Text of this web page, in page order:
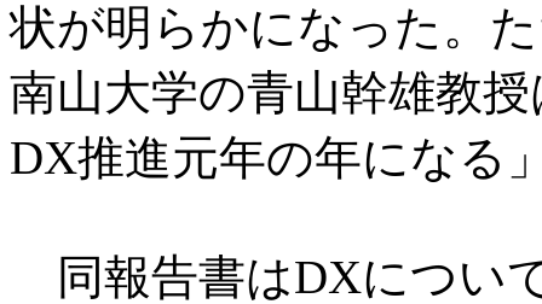
状が明らかになった。
南山大学の青山幹雄教
DX推進元年の年になる
同報告書はDXについ